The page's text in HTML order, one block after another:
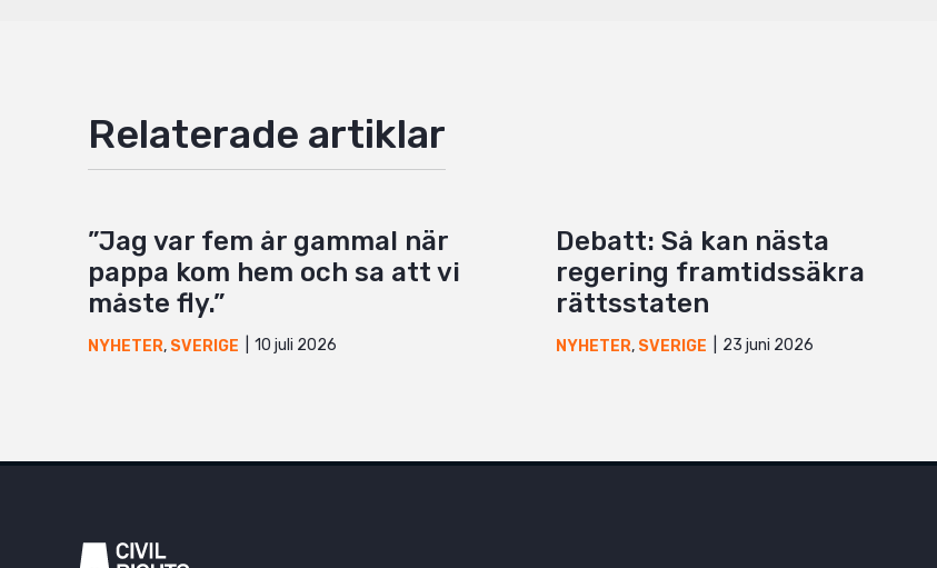
Relaterade artiklar
”Jag var fem år gammal när
pappa kom hem och sa att vi
måste fly.”
NYHETER, SVERIGE 10 juli 2026
Debatt: Så kan nästa
regering framtidssäkra
rättsstaten
NYHETER, SVERIGE 23 juni 2026